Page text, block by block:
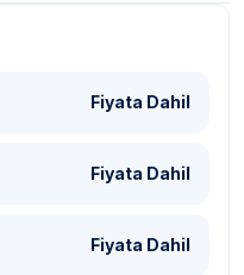
Fiyata Dahil
Fiyata Dahil
Fiyata Dahil